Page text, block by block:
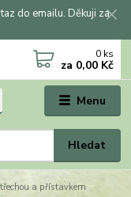
do emailu. Děkuji za
Menu
Hledat
0 ks
za 0,00 Kč
a přístavkem